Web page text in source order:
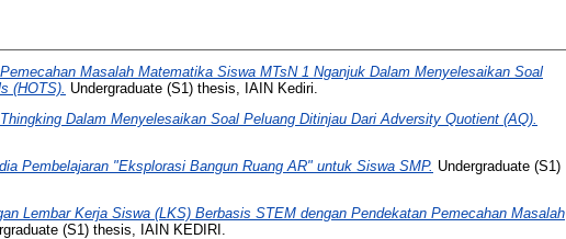
Masalah Matematika Siswa MTsN 1 Nganjuk Dalam Menyelesaikan Soal
(HOTS). Undergraduate (S1) thesis, IAIN Kediri.
Dalam Menyelesaikan Soal Peluang Ditinjau Dari Adversity Quotient (AQ).
Pembelajaran "Eksplorasi Bangun Ruang AR" untuk Siswa SMP. Undergraduate (S1)
Lembar Kerja Siswa (LKS) Berbasis STEM dengan Pendekatan Pemecahan Masalah
(S1) thesis, IAIN KEDIRI.